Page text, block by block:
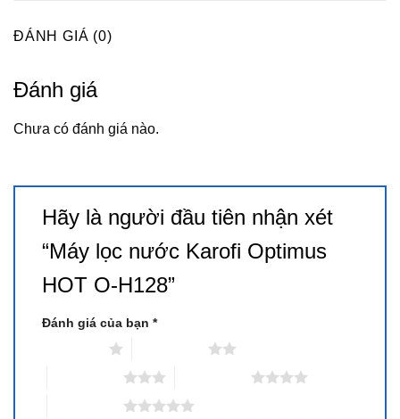
ĐÁNH GIÁ (0)
Đánh giá
Chưa có đánh giá nào.
Hãy là người đầu tiên nhận xét
“Máy lọc nước Karofi Optimus
HOT O-H128”
Đánh giá của bạn *